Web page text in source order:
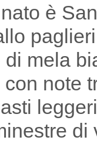
è
di mela
note
di